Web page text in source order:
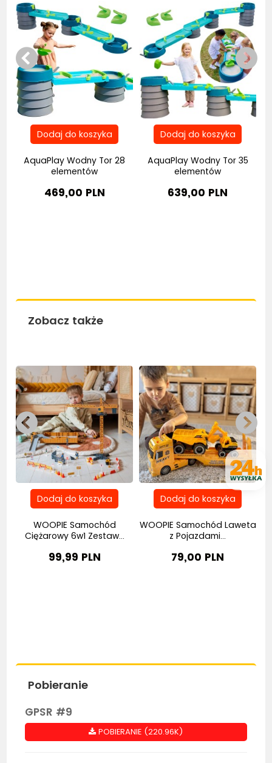
AquaPlay Wodny Tor 28
elementów
469,00 PLN
AquaPlay Wodny Tor 35
elementów
639,00 PLN
Zobacz także
WOOPIE Samochód
Ciężarowy 6w1 Zestaw...
99,99 PLN
WOOPIE Samochód Laweta
z Pojazdami...
79,00 PLN
Pobieranie
GPSR #9
POBIERANIE (220.96K)